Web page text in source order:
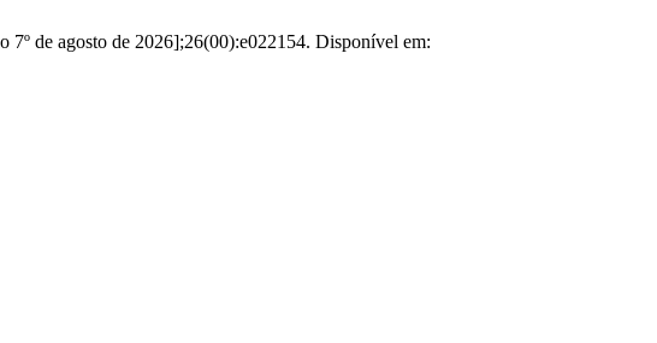
de agosto de 2026];26(00):e022154. Disponível em: